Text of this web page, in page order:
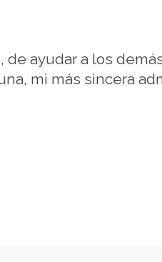
ayudar a los
mi más sincera